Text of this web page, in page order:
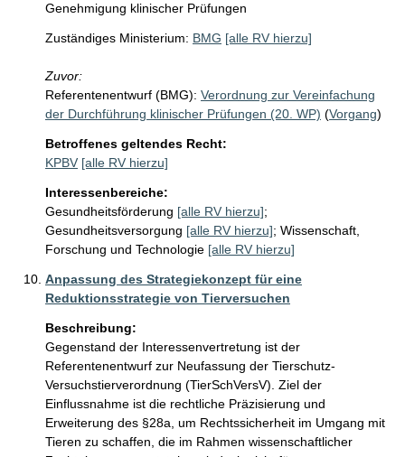
Genehmigung klinischer Prüfungen
Zuständiges Ministerium: BMG [alle RV hierzu]
Zuvor:
Referentenentwurf (BMG): Verordnung zur Vereinfachung
der Durchführung klinischer Prüfungen (20. WP) (Vorgang)
Betroffenes geltendes Recht:
KPBV [alle RV hierzu]
Interessenbereiche:
Gesundheitsförderung [alle RV hierzu];
Gesundheitsversorgung [alle RV hierzu]; Wissenschaft,
Forschung und Technologie [alle RV hierzu]
Anpassung des Strategiekonzept für eine
Reduktionsstrategie von Tierversuchen
Beschreibung:
Gegenstand der Interessenvertretung ist der
Referentenentwurf zur Neufassung der Tierschutz-
Versuchstierverordnung (TierSchVersV). Ziel der
Einflussnahme ist die rechtliche Präzisierung und
Erweiterung des §28a, um Rechtssicherheit im Umgang mit
Tieren zu schaffen, die im Rahmen wissenschaftlicher